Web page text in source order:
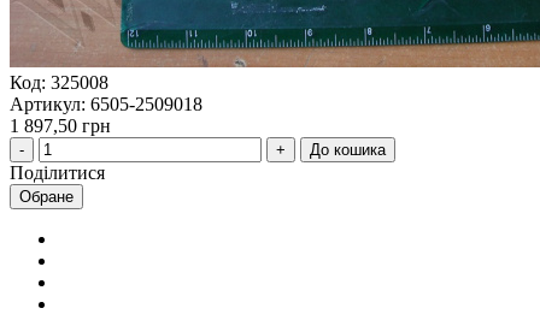
Код: 325008
Артикул: 6505-2509018
1 897,50 грн
До кошика
Поділитися
Обране